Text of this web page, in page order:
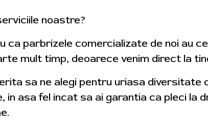
noastre?
ca parbrizele comercializate de noi au
mult timp, deoarece venim direct la
sa ne alegi pentru uriasa
in asa fel incat sa ai garantia ca pleci la